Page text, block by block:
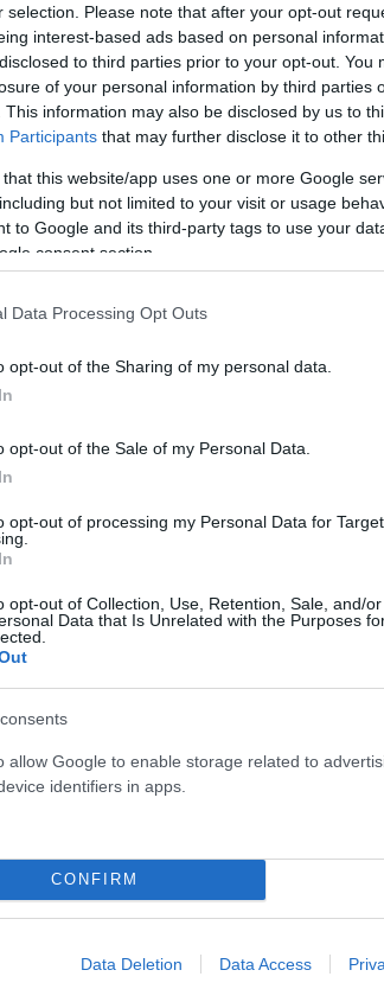
selection. Please note that after your opt-out
interest-based ads based on personal
to third parties prior to your opt-out. You
of your personal information by third parties
This information may also be disclosed by us to
Participants that may further disclose it to other
that this website/app uses one or more Google
but not limited to your visit or usage
to Google and its third-party tags to use your
consent section.
Data Processing Opt Outs
opt-out of the Sharing of my personal data.
opt-out of the Sale of my Personal Data.
opt-out of processing my Personal Data for
opt-out of Collection, Use, Retention, Sale, and/
Data that Is Unrelated with the Purposes
allow Google to enable storage related to
identifiers in apps.
CONFIRM
Data Deletion Data Access
για τον καρκίνο των
θεραπεία και
τον όγκο
Νέο ράλι
μην μένεις στο σκοτάδι...